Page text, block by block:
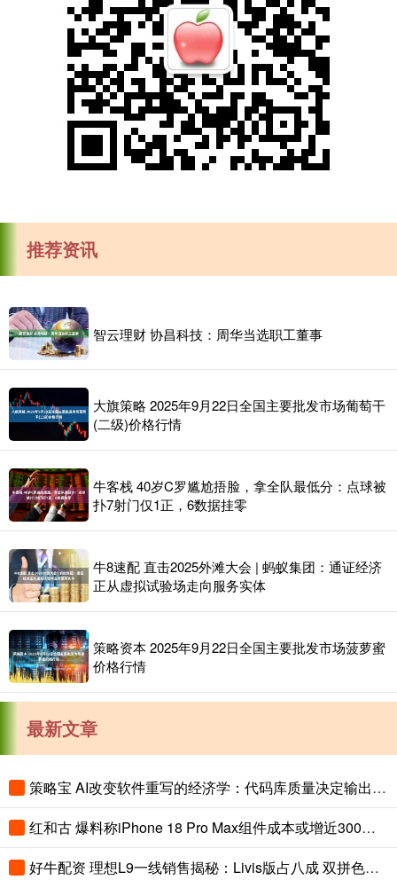
推荐资讯
智云理财 协昌科技：周华当选职工董事
大旗策略 2025年9月22日全国主要批发市场葡萄干
(二级)价格行情
牛客栈 40岁C罗尴尬捂脸，拿全队最低分：点球被
扑7射门仅1正，6数据挂零
牛8速配 直击2025外滩大会 | 蚂蚁集团：通证经济
正从虚拟试验场走向服务实体
策略资本 2025年9月22日全国主要批发市场菠萝蜜
价格行情
最新文章
策略宝 AI改变软件重写的经济学：代码库质量决定输出上限
红和古 爆料称iPhone 18 Pro Max组件成本或增近300美元
好牛配资 理想L9一线销售揭秘：Livis版占八成 双拼色成“标配”